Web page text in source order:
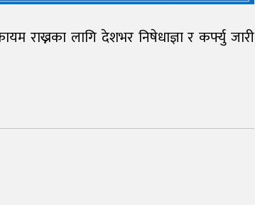
राख्नका लागि देशभर निषेधाज्ञा र कर्फ्यु जारी